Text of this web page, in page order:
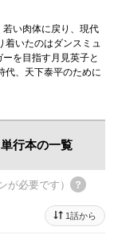
い肉体に戻り、現代
着いたのはダンスミュ
を目指す月見英子と
代、天下泰平のために
単行本の一覧
が必要です）
1話から